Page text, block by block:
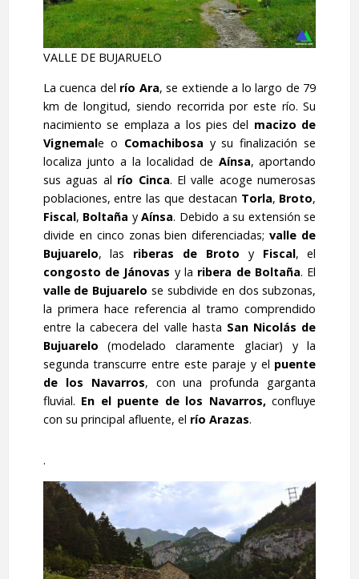
VALLE DE BUJARUELO
La cuenca del río Ara, se extiende a lo largo de 79
km de longitud, siendo recorrida por este río. Su
nacimiento se emplaza a los pies del macizo de
Vignemale o Comachibosa y su finalización se
localiza junto a la localidad de Aínsa, aportando
sus aguas al río Cinca. El valle acoge numerosas
poblaciones, entre las que destacan Torla, Broto,
Fiscal, Boltaña yAínsa. Debido a su extensión se
divide en cinco zonas bien diferenciadas;valle de
Bujuarelo, las riberas de Broto y Fiscal, el
congosto de Jánovas y la ribera de Boltaña. El
valle de Bujuarelo se subdivide en dos subzonas,
la primera hace referencia al tramo comprendido
entre la cabecera del valle hasta San Nicolás de
Bujuarelo (modelado claramente glaciar) y la
segunda transcurre entre este paraje y el puente
de los Navarros, con una profunda garganta
fluvial. En el puente de los Navarros,confluye
con su principal afluente, el río Arazas.
.